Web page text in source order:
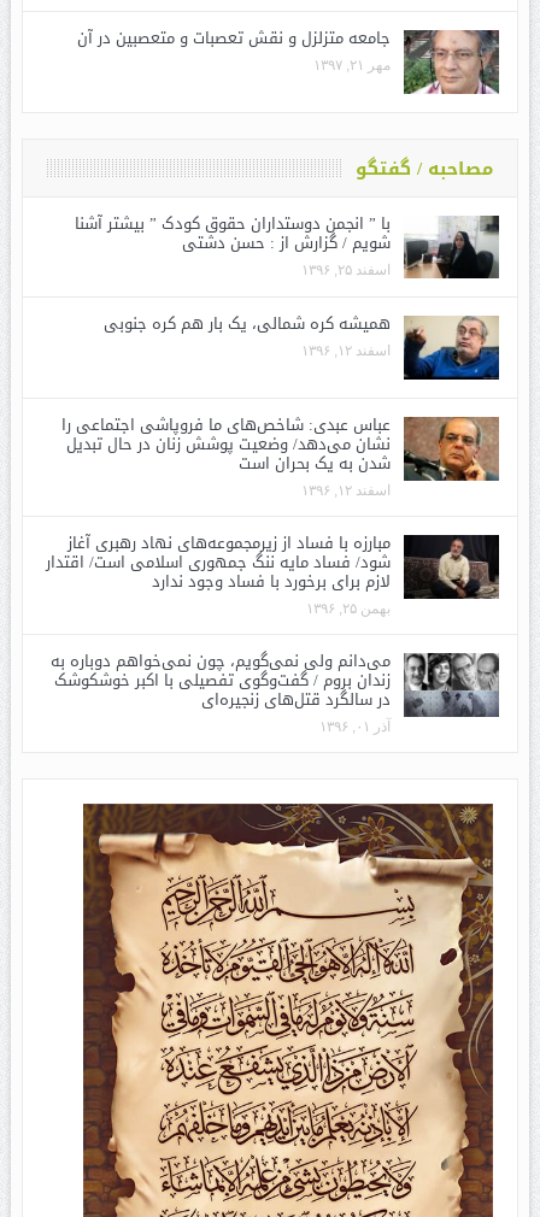
جامعه متزلزل و نقش تعصبات و متعصبین در آن
مهر ۲۱, ۱۳۹۷
مصاحبه / گفتگو
با ” انجمن دوستداران حقوق کودک ” بیشتر آشنا
شویم / گزارش از : حسن دشتی
اسفند ۲۵, ۱۳۹۶
همیشه کره شمالی، یک بار هم کره جنوبی
اسفند ۱۲, ۱۳۹۶
عباس عبدی: شاخص‌های ما فروپاشی اجتماعی را
نشان می‌دهد/ وضعیت پوشش زنان در حال تبدیل
شدن به یک بحران است
اسفند ۱۲, ۱۳۹۶
مبارزه با فساد از زیرمجموعه‌های نهاد رهبری آغاز
شود/ فساد مایه ننگ جمهوری اسلامی است/ اقتدار
لازم برای برخورد با فساد وجود ندارد
بهمن ۲۵, ۱۳۹۶
می‌دانم ولی نمی‌گویم، چون نمی‌خواهم دوباره به
زندان بروم / گفت‌وگوی تفصیلی با اکبر خوشکوشک
در سالگرد قتل‌های زنجیره‌ای
آذر ۰۱, ۱۳۹۶